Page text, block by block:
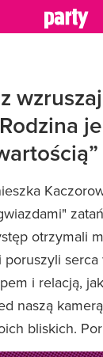
otrzymali
serca
i relacją,
naszą
bliskich.